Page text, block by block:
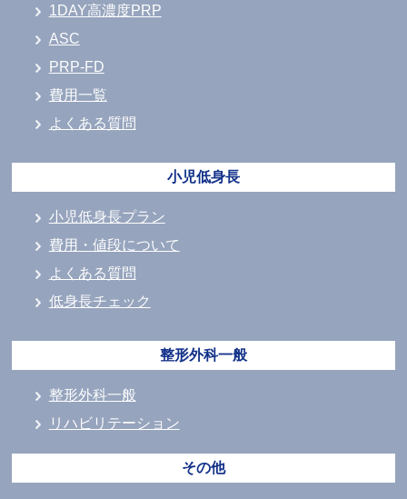
1DAY高濃度PRP
ASC
PRP-FD
費用一覧
よくある質問
小児低身長
小児低身長プラン
費用・値段について
よくある質問
低身長チェック
整形外科一般
整形外科一般
リハビリテーション
その他